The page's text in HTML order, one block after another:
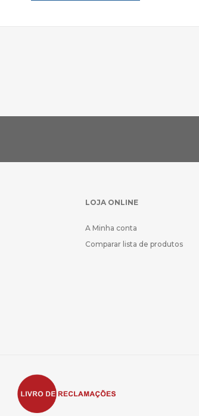
LOJA ONLINE
A Minha conta
Comparar lista de produtos